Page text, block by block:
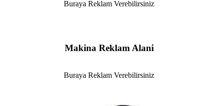
Buraya Reklam Verebilirsiniz
Makina Reklam Alani
Buraya Reklam Verebilirsiniz